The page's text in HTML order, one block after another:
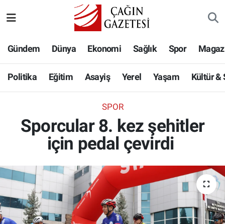
Gündem Dünya Ekonomi Sağlık Spor
Politika Eğitim Asayiş Yerel Yaşam Kültür &
SPOR
Sporcular 8. kez şehitler
için pedal çevirdi
Eğitim
Asayiş
Yaşam
Kültür & Sanat
Bilim-Teknoloji
Köşe Yazıları
Hava Durumu
Namaz Vakitleri
Süper Lig Puan Durumu ve Fikstür
Tüm Manşetler
Son Dakika Haberleri
Haber Arşivi